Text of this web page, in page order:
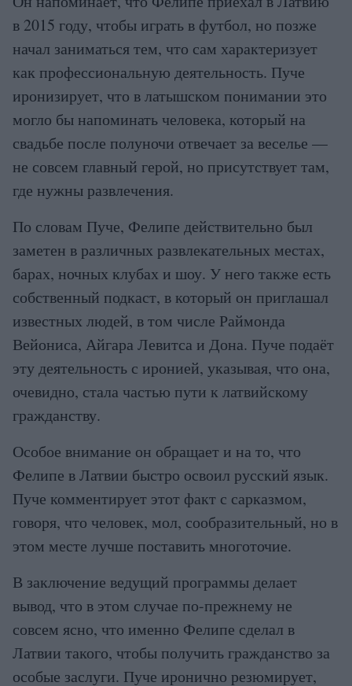
в 2015 году, чтобы играть в футбол, но позже
начал заниматься тем, что сам характеризует
как профессиональную деятельность. Пуче
иронизирует, что в латышском понимании это
могло бы напоминать человека, который на
свадьбе после полуночи отвечает за веселье —
не совсем главный герой, но присутствует там,
где нужны развлечения.
По словам Пуче, Фелипе действительно был
заметен в различных развлекательных местах,
барах, ночных клубах и шоу. У него также есть
собственный подкаст, в который он приглашал
известных людей, в том числе Раймонда
Вейониса, Айгара Левитса и Дона. Пуче подаёт
эту деятельность с иронией, указывая, что она,
очевидно, стала частью пути к латвийскому
гражданству.
Особое внимание он обращает и на то, что
Фелипе в Латвии быстро освоил русский язык.
Пуче комментирует этот факт с сарказмом,
говоря, что человек, мол, сообразительный, но в
этом месте лучше поставить многоточие.
В заключение ведущий программы делает
вывод, что в этом случае по-прежнему не
совсем ясно, что именно Фелипе сделал в
Латвии такого, чтобы получить гражданство за
особые заслуги. Пуче иронично резюмирует,